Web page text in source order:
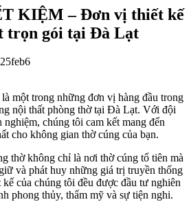
KIỆM – Đơn vị thiết kế
trọn gói tại Đà Lạt
một trong những đơn vị hàng đầu trong
nội thất phòng thờ tại Đà Lạt. Với đội
chúng tôi cam kết mang đến
cho không gian thờ cúng của bạn.
thờ không chỉ là nơi thờ cúng tổ tiên mà
và phát huy những giá trị truyền thống
của chúng tôi đều được đầu tư nghiên
phong thủy, thẩm mỹ và sự tiện nghi.